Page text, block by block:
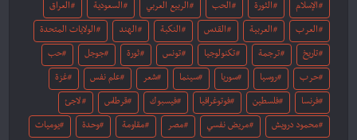
الإسلام الثورة الحب الربيع العربي السعودية العراق
العرب العربية القدس النكبة الهند الولايات المتحدة
تاريخ ترجمة تكنولوجيا تونس ثورة جوجل حب
حرب روسيا سوريا سينما شعر علم نفس غزة
فرنسا فلسطين فوتوغرافيا فيسبوك قرطاس لاجئ
محمود درويش مريض نفسي مصر مقاومة وحدة يوميات